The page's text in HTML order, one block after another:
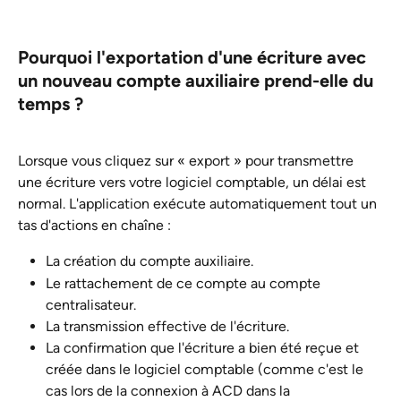
Pourquoi l'exportation d'une écriture avec
un nouveau compte auxiliaire prend-elle du
temps ?
Lorsque vous cliquez sur « export » pour transmettre
une écriture vers votre logiciel comptable, un délai est
normal. L'application exécute automatiquement tout un
tas d'actions en chaîne :
La création du compte auxiliaire.
Le rattachement de ce compte au compte
centralisateur.
La transmission effective de l'écriture.
La confirmation que l'écriture a bien été reçue et
créée dans le logiciel comptable (comme c'est le
cas lors de la connexion à ACD dans la